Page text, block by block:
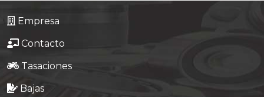
Empresa
Contacto
Tasaciones
Bajas